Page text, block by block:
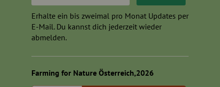
Erhalte ein bis zweimal pro Monat Updates per
E-Mail. Du kannst dich jederzeit wieder
abmelden.
Farming for Nature Österreich,2026